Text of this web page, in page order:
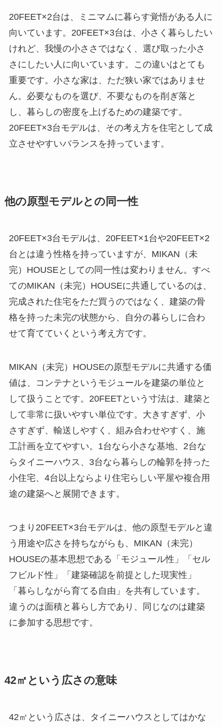
20FEET×2台は、ミニマムに暮らす覚悟がある人に
向いています。20FEET×3台は、小さく暮らしたい
けれど、我慢の小ささではなく、選び取った小さ
さにしたい人に向いています。この違いはとても
重要です。小さな家は、ただ狭い家ではありませ
ん。必要なものを選び、不要なものを削ぎ落と
し、暮らしの密度を上げるための建築です。
20FEET×3台モデルは、その考え方を住宅として成
立させやすいバランスを持っています。
他の原型モデルとの同一性
20FEET×3台モデルは、20FEET×1台や20FEET×2
台とは違う性格を持っていますが、MIKAN（未
完）HOUSEとしての同一性は変わりません。すべ
てのMIKAN（未完）HOUSEに共通しているのは、
完成された住宅をただ買うのではなく、建築の骨
格を持った未完の状態から、自分の暮らしに合わ
せて育てていくという考え方です。
MIKAN（未完）HOUSEの原型モデルに共通する価
値は、コンテナというモジュールを建築の単位と
して扱うことです。20FEETという寸法は、建築と
して非常に扱いやすい単位です。大きすぎず、小
さすぎず、輸送しやすく、組み合わせやすく、施
工計画を立てやすい。1台なら小さな基地、2台な
らタイニーハウス、3台なら暮らしの輪郭を持った
小住宅、4台以上ならより住宅らしい平屋や複合用
途の建築へと展開できます。
つまり20FEET×3台モデルは、他の原型モデルと違
う用途や広さを持ちながらも、MIKAN（未完）
HOUSEの基本思想である「モジュール性」「セル
フビルド性」「建築確認を前提とした現実性」
「暮らしながら育てる自由」を共有しています。
違うのは面積と暮らし方であり、同じなのは建築
に参加する思想です。
42㎡という広さの意味
42㎡という広さは、タイニーハウスとしてはかな